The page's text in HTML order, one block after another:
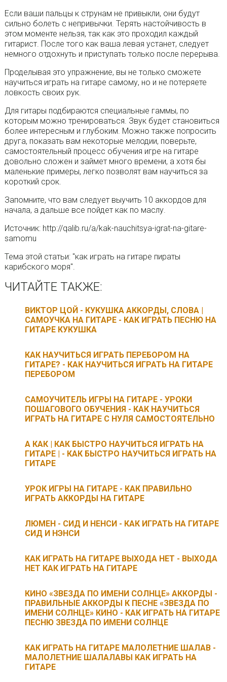
Если ваши пальцы к струнам не привыкли, они будут
сильно болеть с непривычки. Терять настойчивость в
этом моменте нельзя, так как это проходил каждый
гитарист. После того как ваша левая устанет, следует
немного отдохнуть и приступать только после перерыва.
Проделывая это упражнение, вы не только сможете
научиться играть на гитаре самому, но и не потеряете
ловкость своих рук.
Для гитары подбираются специальные гаммы, по
которым можно тренироваться. Звук будет становиться
более интересным и глубоким. Можно также попросить
друга, показать вам некоторые мелодии, поверьте,
самостоятельный процесс обучения игре на гитаре
довольно сложен и займет много времени, а хотя бы
маленькие примеры, легко позволят вам научиться за
короткий срок.
Запомните, что вам следует выучить 10 аккордов для
начала, а дальше все пойдет как по маслу.
Источник: http://qalib.ru/a/kak-nauchitsya-igrat-na-gitare-
samomu
Тема этой статьи: "как играть на гитаре пираты
карибского моря".
ЧИТАЙТЕ ТАКЖЕ:
ВИКТОР ЦОЙ - КУКУШКА АККОРДЫ, СЛОВА |
САМОУЧКА НА ГИТАРЕ - КАК ИГРАТЬ ПЕСНЮ НА
ГИТАРЕ КУКУШКА
КАК НАУЧИТЬСЯ ИГРАТЬ ПЕРЕБОРОМ НА
ГИТАРЕ? - КАК НАУЧИТЬСЯ ИГРАТЬ НА ГИТАРЕ
ПЕРЕБОРОМ
САМОУЧИТЕЛЬ ИГРЫ НА ГИТАРЕ - УРОКИ
ПОШАГОВОГО ОБУЧЕНИЯ - КАК НАУЧИТЬСЯ
ИГРАТЬ НА ГИТАРЕ С НУЛЯ САМОСТОЯТЕЛЬНО
А КАК | КАК БЫСТРО НАУЧИТЬСЯ ИГРАТЬ НА
ГИТАРЕ | - КАК БЫСТРО НАУЧИТЬСЯ ИГРАТЬ НА
ГИТАРЕ
УРОК ИГРЫ НА ГИТАРЕ - КАК ПРАВИЛЬНО
ИГРАТЬ АККОРДЫ НА ГИТАРЕ
ЛЮМЕН - СИД И НЕНСИ - КАК ИГРАТЬ НА ГИТАРЕ
СИД И НЭНСИ
КАК ИГРАТЬ НА ГИТАРЕ ВЫХОДА НЕТ - ВЫХОДА
НЕТ КАК ИГРАТЬ НА ГИТАРЕ
КИНО «ЗВЕЗДА ПО ИМЕНИ СОЛНЦЕ» АККОРДЫ -
ПРАВИЛЬНЫЕ АККОРДЫ К ПЕСНЕ «ЗВЕЗДА ПО
ИМЕНИ СОЛНЦЕ» КИНО - КАК ИГРАТЬ НА ГИТАРЕ
ПЕСНЮ ЗВЕЗДА ПО ИМЕНИ СОЛНЦЕ
КАК ИГРАТЬ НА ГИТАРЕ МАЛОЛЕТНИЕ ШАЛАВ -
МАЛОЛЕТНИЕ ШАЛАЛАВЫ КАК ИГРАТЬ НА
ГИТАРЕ